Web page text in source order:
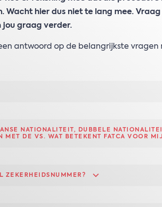
Wacht hier dus niet te lang mee.
jou graag verder.
antwoord op de belangrijkste vragen
NATIONALITEIT, DUBBELE
MET DE VS. WAT BETEKENT FATCA VOOR
ZEKERHEIDSNUMMER?